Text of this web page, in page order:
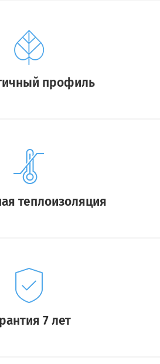
профиль
теплоизоляция
7 лет